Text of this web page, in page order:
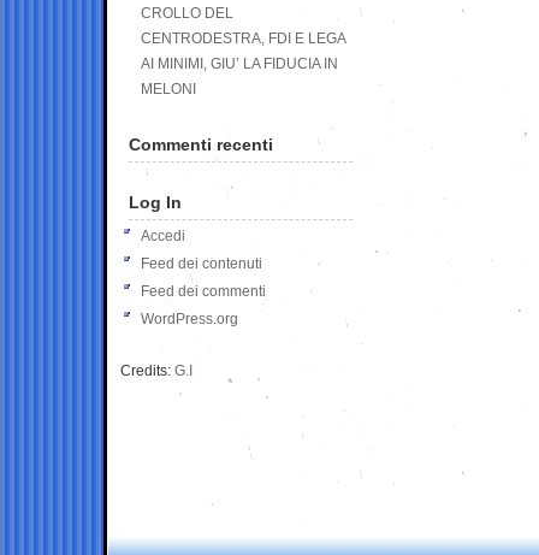
CROLLO DEL
CENTRODESTRA, FDI E LEGA
AI MINIMI, GIU’ LA FIDUCIA IN
MELONI
Commenti recenti
Log In
Accedi
Feed dei contenuti
Feed dei commenti
WordPress.org
Credits: G.I